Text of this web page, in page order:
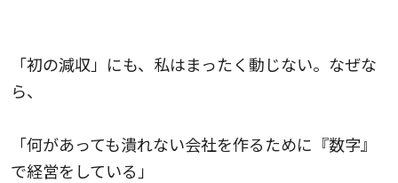
「初の減収」にも、私はまったく動じない。なぜな
ら、
「何があっても潰れない会社を作るために『数字』
で経営をしている」